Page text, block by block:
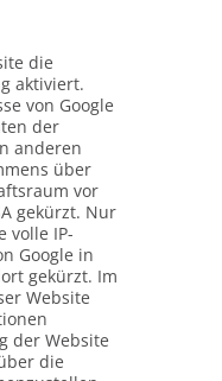
die
aktiviert.
von Google
der
anderen
über
vor
gekürzt. Nur
volle IP-
Google in
gekürzt. Im
Website
der Website
die